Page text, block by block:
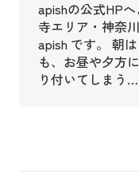
apishの公式HP
寺エリア・神奈
apish です。 朝
も、お昼や夕方
り付いてしまう